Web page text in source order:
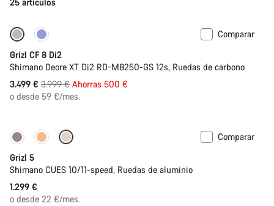
-13%
Comparar
Grizl CF 8 Di2
Shimano Deore XT Di2 RD-M8250-GS 12s, Ruedas de carbono
3.499 € Precio
original
3.999 € Ahorras 500 €
o desde 59 €/mes.
Solo disponible en talla L
Comparar
Grizl 5
Shimano CUES 10/11-speed, Ruedas de aluminio
1.299 €
o desde 22 €/mes.